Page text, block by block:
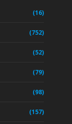
(16)
(752)
(52)
(79)
(98)
(157)